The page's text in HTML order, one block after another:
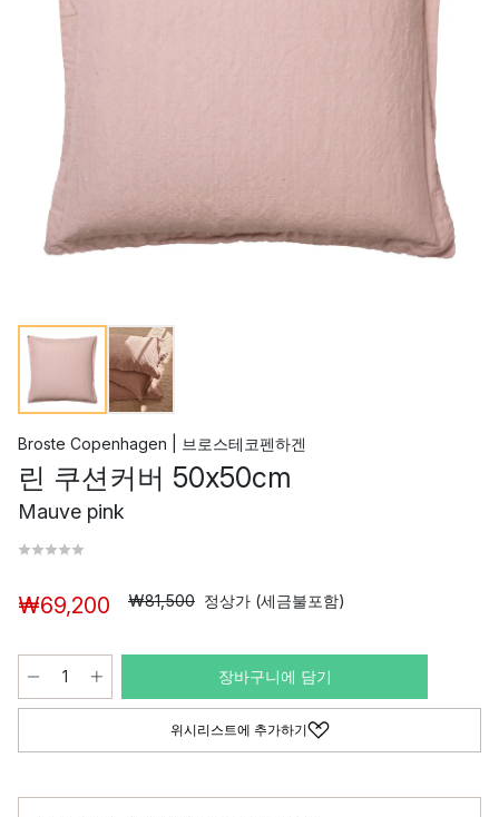
Broste Copenhagen | 브로스테코펜하겐
린 쿠션커버 50x50cm
Mauve pink
₩69,200 ₩81,500 정상가 (세금불포함)
장바구니에 담기
위시리스트에 추가하기